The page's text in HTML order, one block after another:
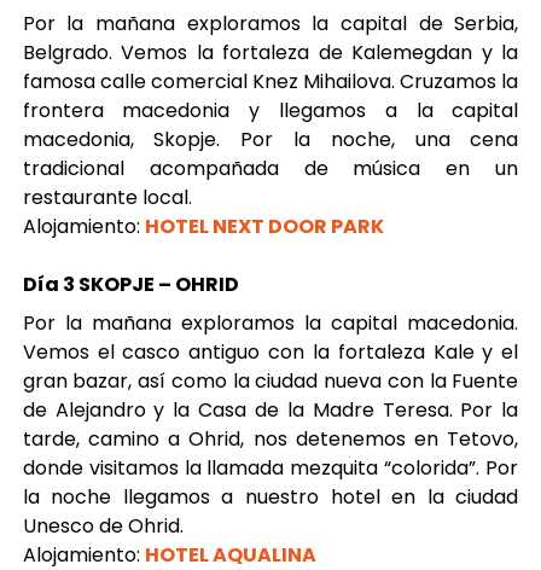
Por la mañana exploramos la capital de Serbia,
Belgrado. Vemos la fortaleza de Kalemegdan y la
famosa calle comercial Knez Mihailova. Cruzamos la
frontera macedonia y llegamos a la capital
macedonia, Skopje. Por la noche, una cena
tradicional acompañada de música en un
restaurante local.
Alojamiento: HOTEL NEXT DOOR PARK
Día 3 SKOPJE – OHRID
Por la mañana exploramos la capital macedonia.
Vemos el casco antiguo con la fortaleza Kale y el
gran bazar, así como la ciudad nueva con la Fuente
de Alejandro y la Casa de la Madre Teresa. Por la
tarde, camino a Ohrid, nos detenemos en Tetovo,
donde visitamos la llamada mezquita “colorida”. Por
la noche llegamos a nuestro hotel en la ciudad
Unesco de Ohrid.
Alojamiento: HOTEL AQUALINA